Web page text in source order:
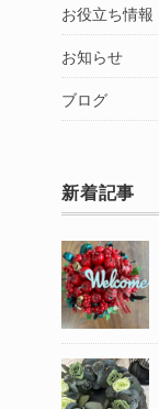
お役立ち情報
お知らせ
ブログ
新着記事